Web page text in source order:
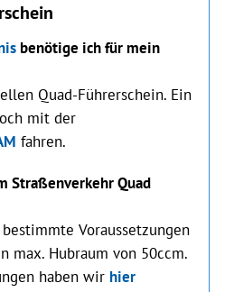
benötige ich für mein
Quad-Führerschein. Ein
mit der
fahren.
Straßenverkehr Quad
Voraussetzungen
max. Hubraum von 50ccm.
haben wir hier